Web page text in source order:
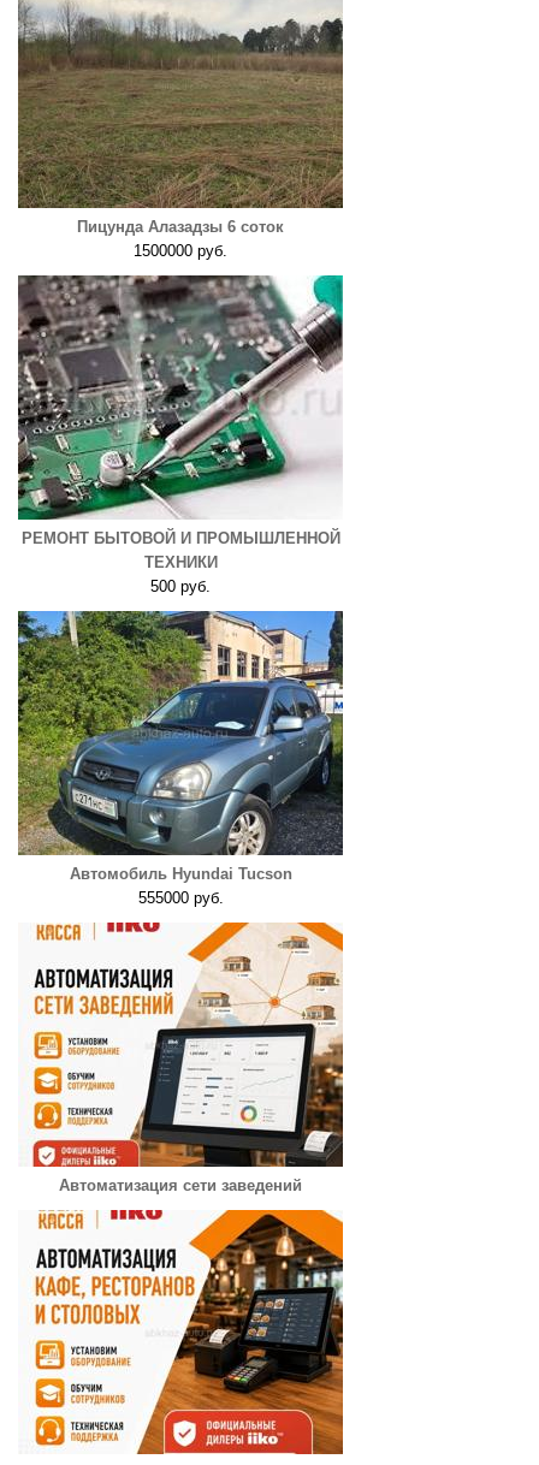
Пицунда Алазадзы 6 соток
1500000 руб.
РЕМОНТ БЫТОВОЙ И ПРОМЫШЛЕННОЙ
ТЕХНИКИ
500 руб.
Автомобиль Hyundai Tucson
555000 руб.
Автоматизация сети заведений